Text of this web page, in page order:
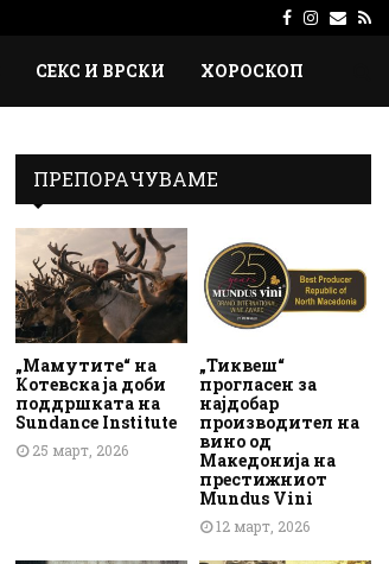
Facebook
СЕКС И ВРСКИ ХОРОСКОП
ПРЕПОРАЧУВАМЕ
„Мамутите“ на
Котевска ја доби
поддршката на
Sundance Institute
25 март, 2026
„Тиквеш“
прогласен за
најдобар
производител на
вино од
Македонија на
престижниот
Mundus Vini
12 март, 2026